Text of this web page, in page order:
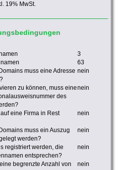
19% MwSt.
3
63
muss eine Adresse nein
zu können, muss eine
des
nein
eine Firma in Rest
nein
muss ein Auszug
werden?
nein
registriert werden, die
entsprechen?
nein
begrenzte Anzahl von
nein